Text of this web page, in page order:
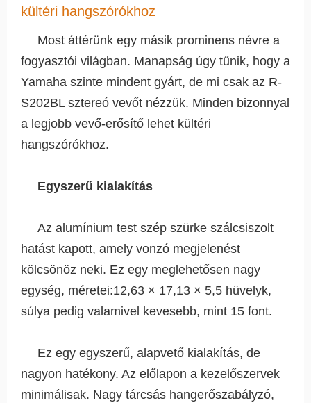
kültéri hangszórókhoz
Most áttérünk egy másik prominens névre a
fogyasztói világban. Manapság úgy tűnik, hogy a
Yamaha szinte mindent gyárt, de mi csak az R-
S202BL sztereó vevőt nézzük. Minden bizonnyal
a legjobb vevő-erősítő lehet kültéri
hangszórókhoz.
Egyszerű kialakítás
Az alumínium test szép szürke szálcsiszolt
hatást kapott, amely vonzó megjelenést
kölcsönöz neki. Ez egy meglehetősen nagy
egység, méretei:12,63 × 17,13 × 5,5 hüvelyk,
súlya pedig valamivel kevesebb, mint 15 font.
Ez egy egyszerű, alapvető kialakítás, de
nagyon hatékony. Az előlapon a kezelőszervek
minimálisak. Nagy tárcsás hangerőszabályzó,